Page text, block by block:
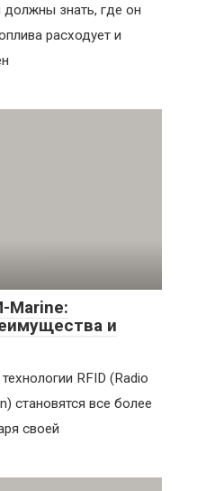
должны знать, где он
расходует и
Marine:
и
RFID (Radio
становятся все более
своей